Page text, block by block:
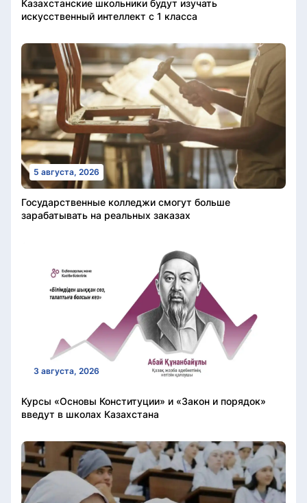
Казахстанские школьники будут изучать
искусственный интеллект с 1 класса
5 августа, 2026
Государственные колледжи смогут больше
зарабатывать на реальных заказах
3 августа, 2026
Курсы «Основы Конституции» и «Закон и порядок»
введут в школах Казахстана